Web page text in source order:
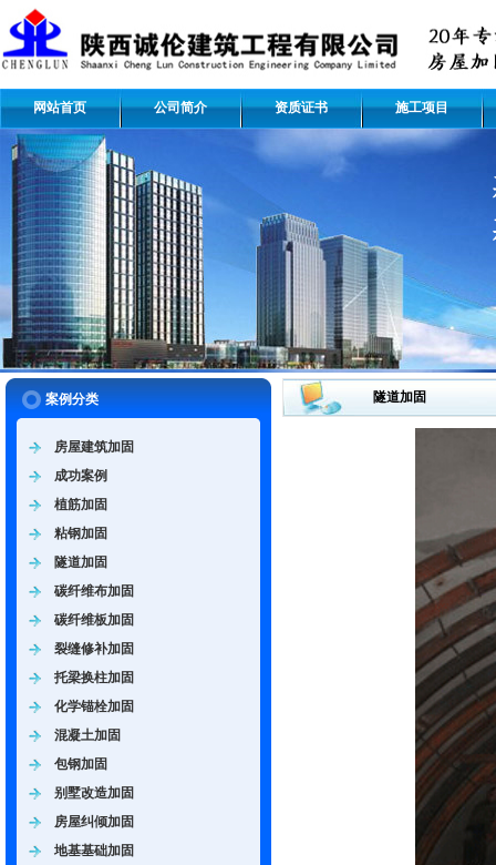
网站首页 公司简介 资质证书 施工项目
案例分类
房屋建筑加固
成功案例
植筋加固
粘钢加固
隧道加固
碳纤维布加固
碳纤维板加固
裂缝修补加固
托梁换柱加固
化学锚栓加固
混凝土加固
包钢加固
别墅改造加固
房屋纠倾加固
地基基础加固
隧道加固